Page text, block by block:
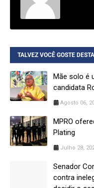
TALVEZ VOCÊ GOSTE
Mãe solo é
candidata
Agosto 06,
MPRO
Plating
Julho 28,
Senador
contra